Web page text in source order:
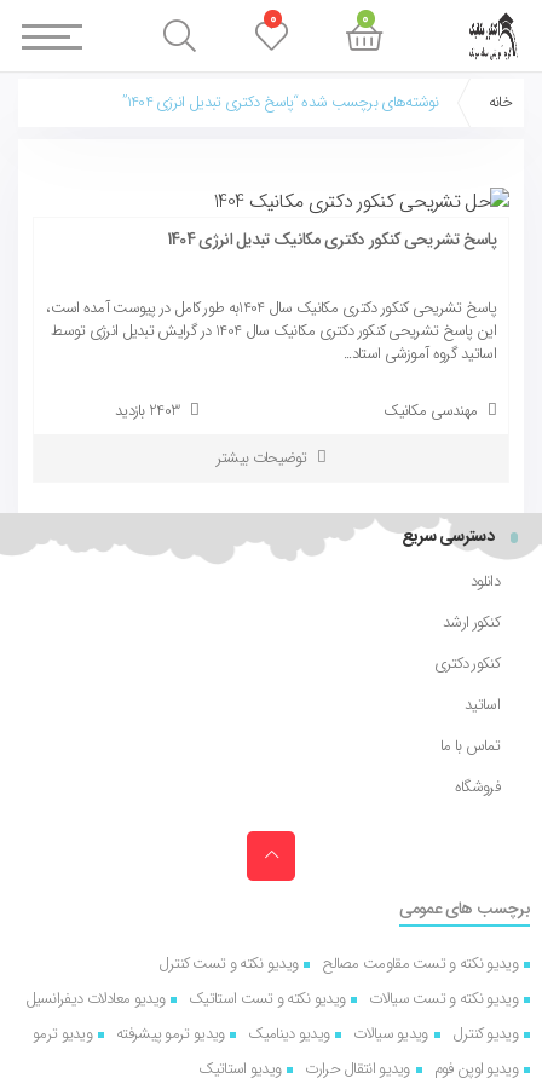
خانه نوشته‌های برچسب شده “پاسخ دکتری تبدیل انرژی 1404”
پاسخ تشریحی کنکور دکتری مکانیک تبدیل انرژی 1404
پاسخ تشریحی کنکور دکتری مکانیک سال 1404به طور کامل در پیوست آمده است،
این پاسخ تشریحی کنکور دکتری مکانیک سال 1404 در گرایش تبدیل انرژی توسط
اساتید گروه آموزشی استاد...
مهندسی مکانیک
2403 بازدید
توضیحات بیشتر
دسترسی سریع
دانلود
کنکور ارشد
کنکور دکتری
اساتید
تماس با ما
فروشگاه
برچسب های عمومی
ویدیو نکته و تست مقاومت مصالح
ویدیو نکته و تست کنترل
ویدیو نکته و تست سیالات
ویدیو نکته و تست استاتیک
ویدیو معادلات دیفرانسیل
ویدیو کنترل
ویدیو سیالات ویدیو دینامیک ویدیو ترمو پیشرفته
ویدیو ترمو
ویدیو اوپن فوم
ویدیو انتقال حرارت ویدیو استاتیک
0
0